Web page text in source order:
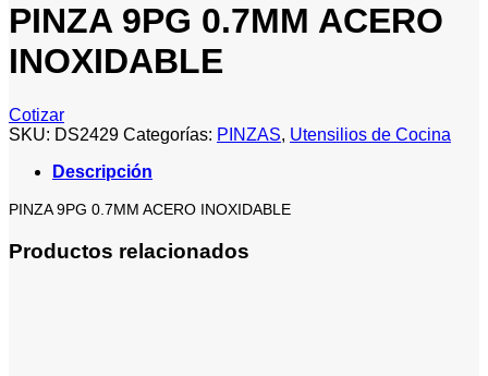
PINZA 9PG 0.7MM ACERO
INOXIDABLE
Cotizar
SKU: DS2429 Categorías: PINZAS, Utensilios de Cocina
Descripción
PINZA 9PG 0.7MM ACERO INOXIDABLE
Productos relacionados